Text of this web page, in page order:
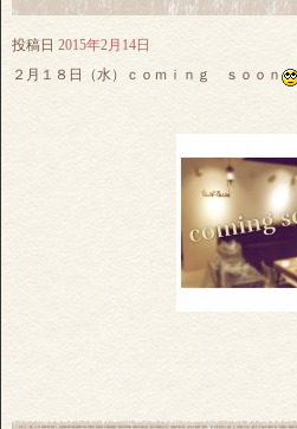
投稿日 2015年2月14日
２月１８日（水）ｃｏｍｉｎｇ ｓｏｏｎ